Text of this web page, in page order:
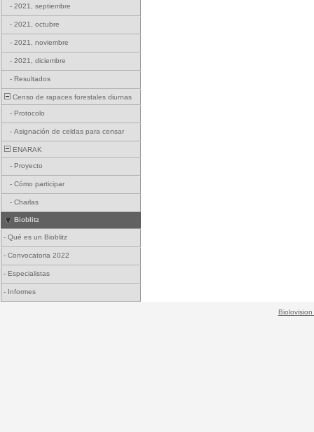
- 2021, septiembre
- 2021, octubre
- 2021, noviembre
- 2021, diciembre
- Resultados
Censo de rapaces forestales diurnas
- Protocolo
- Asignación de celdas para censar
ENARAK
- Proyecto
- Cómo participar
- Charlas
Bioblitz
- Qué es un Bioblitz
- Convocatoria 2022
- Especialistas
- Informes
Biolovision